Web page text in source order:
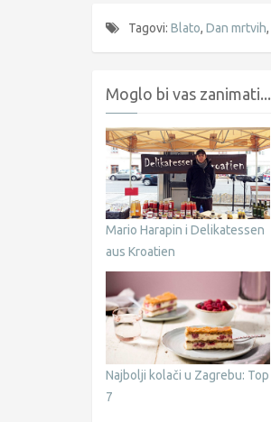
Tagovi: Blato, Dan mrtvih,
Moglo bi vas zanimati...
Mario Harapin i Delikatessen
aus Kroatien
Najbolji kolači u Zagrebu: Top
7